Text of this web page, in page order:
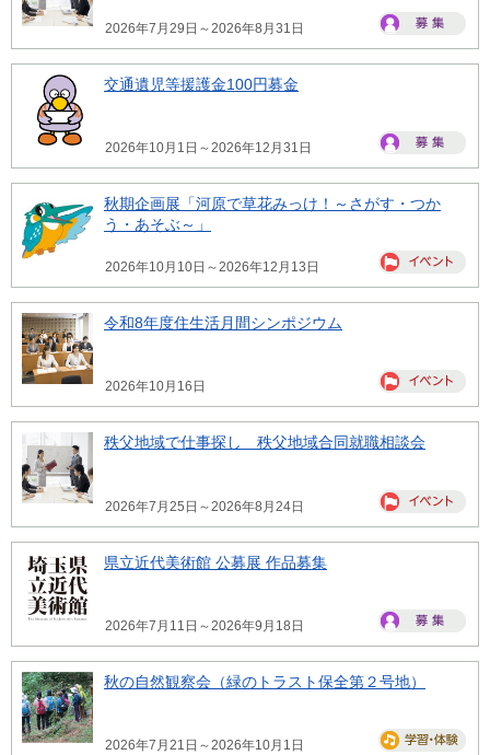
2026年7月29日～2026年8月31日
交通遺児等援護金100円募金
2026年10月1日～2026年12月31日
秋期企画展「河原で草花みっけ！～さがす・つか
う・あそぶ～」
2026年10月10日～2026年12月13日
令和8年度住生活月間シンポジウム
2026年10月16日
秩父地域で仕事探し 秩父地域合同就職相談会
2026年7月25日～2026年8月24日
県立近代美術館 公募展 作品募集
2026年7月11日～2026年9月18日
秋の自然観察会（緑のトラスト保全第２号地）
2026年7月21日～2026年10月1日